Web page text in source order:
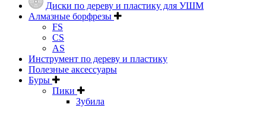
Диски по дереву и пластику для УШМ
Алмазные борфрезы
FS
CS
AS
Инструмент по дереву и пластику
Полезные аксессуары
Буры
Пики
Зубила